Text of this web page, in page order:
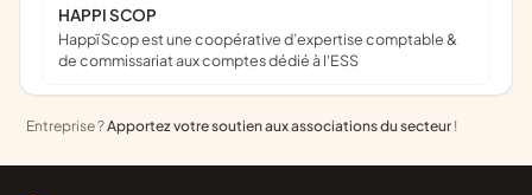
HAPPI SCOP
Happï Scop est une coopérative d’expertise comptable &
de commissariat aux comptes dédié à l'ESS
Entreprise ?Apportez votre soutien aux associations du secteur !